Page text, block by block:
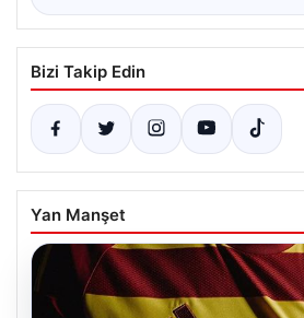
Bizi Takip Edin
Yan Manşet